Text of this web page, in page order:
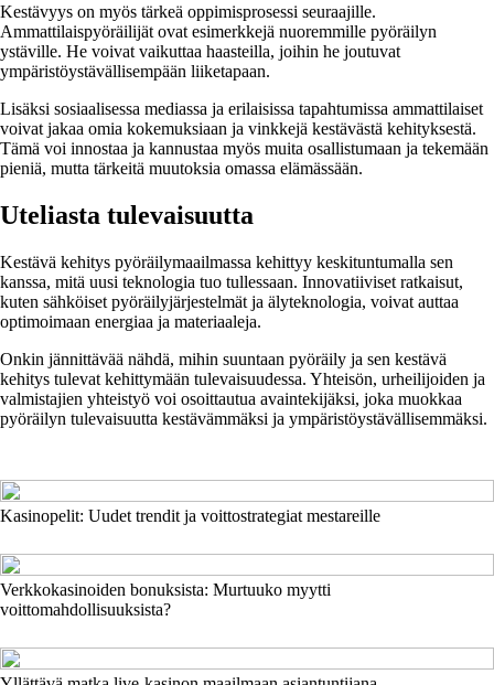
Kestävyys on myös tärkeä oppimisprosessi seuraajille.
Ammattilaispyöräilijät ovat esimerkkejä nuoremmille pyöräilyn
ystäville. He voivat vaikuttaa haasteilla, joihin he joutuvat
ympäristöystävällisempään liiketapaan.
Lisäksi sosiaalisessa mediassa ja erilaisissa tapahtumissa ammattilaiset
voivat jakaa omia kokemuksiaan ja vinkkejä kestävästä kehityksestä.
Tämä voi innostaa ja kannustaa myös muita osallistumaan ja tekemään
pieniä, mutta tärkeitä muutoksia omassa elämässään.
Uteliasta tulevaisuutta
Kestävä kehitys pyöräilymaailmassa kehittyy keskituntumalla sen
kanssa, mitä uusi teknologia tuo tullessaan. Innovatiiviset ratkaisut,
kuten sähköiset pyöräilyjärjestelmät ja älyteknologia, voivat auttaa
optimoimaan energiaa ja materiaaleja.
Onkin jännittävää nähdä, mihin suuntaan pyöräily ja sen kestävä
kehitys tulevat kehittymään tulevaisuudessa. Yhteisön, urheilijoiden ja
valmistajien yhteistyö voi osoittautua avaintekijäksi, joka muokkaa
pyöräilyn tulevaisuutta kestävämmäksi ja ympäristöystävällisemmäksi.
Kasinopelit: Uudet trendit ja voittostrategiat mestareille
Verkkokasinoiden bonuksista: Murtuuko myytti
voittomahdollisuuksista?